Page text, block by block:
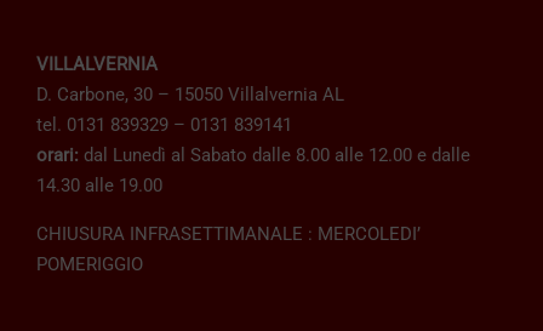
VILLALVERNIA
D. Carbone, 30 – 15050 Villalvernia AL
tel. 0131 839329 – 0131 839141
orari: dal Lunedì al Sabato dalle 8.00 alle 12.00 e dalle
14.30 alle 19.00
CHIUSURA INFRASETTIMANALE : MERCOLEDI’
POMERIGGIO